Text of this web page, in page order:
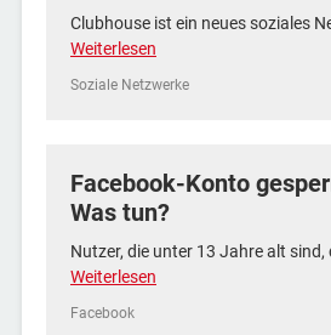
Clubhouse ist ein neues soziales
Weiterlesen
Soziale Netzwerke
Facebook-Konto
Was tun?
Nutzer, die unter 13 Jahre alt
Weiterlesen
Facebook